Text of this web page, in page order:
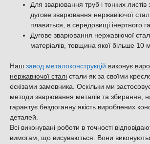
Для зварювання труб і тонких листів
дугове зварювання нержавіючої
плавиться, в середовищі інертного
Дугове зварювання нержавіючої
матеріалів, товщина якої більше 10
Наш завод металоконструкцій виконує
нержавіючої сталі стали як за своїми
ескізами замовника. Оскільки ми
методи зварювання металів та збирання,
гарантує бездоганну якість вироблених
деталей.
Всі виконувані роботи в точності
вимогам, що висуваються. Вони